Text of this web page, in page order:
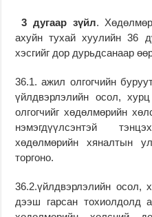
3 дугаар зүйл.
ахуйн тухай хуулийн 36
хэсгийг дор дурьдсанаар
36.1. ажил олгогчийн
үйлдвэрлэлийн осол,
олгогчийг хөдөлмөрийн
нэмэгдүүлсэнтэй
хөдөлмөрийн хяналтын
торгоно.
36.2.үйлдвэрлэлийн осол,
дээш гарсан тохиолдолд